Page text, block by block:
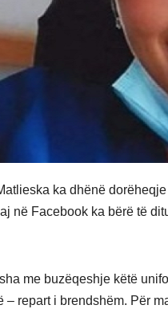
ka dhënë
në Facebook ka bërë të
me buzëqeshje këtë
– repart i brendshëm. Për